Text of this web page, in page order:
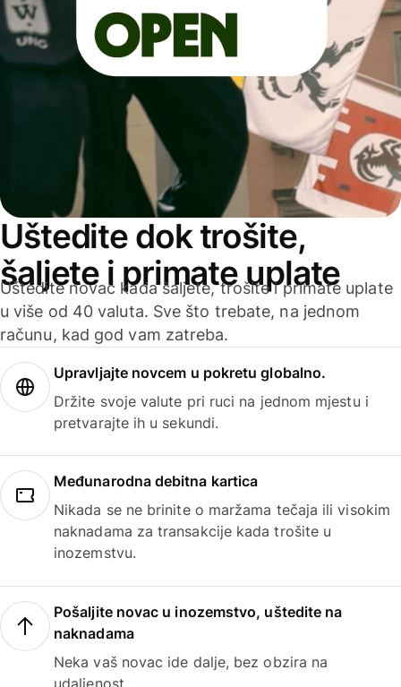
Uštedite dok trošite,
šaljete i primate uplate
Uštedite novac kada šaljete, trošite i primate uplate
u više od 40 valuta. Sve što trebate, na jednom
računu, kad god vam zatreba.
Upravljajte novcem u pokretu globalno.
Držite svoje valute pri ruci na jednom mjestu i
pretvarajte ih u sekundi.
Međunarodna debitna kartica
Nikada se ne brinite o maržama tečaja ili visokim
naknadama za transakcije kada trošite u
inozemstvu.
Pošaljite novac u inozemstvo, uštedite na
naknadama
Neka vaš novac ide dalje, bez obzira na
udaljenost.